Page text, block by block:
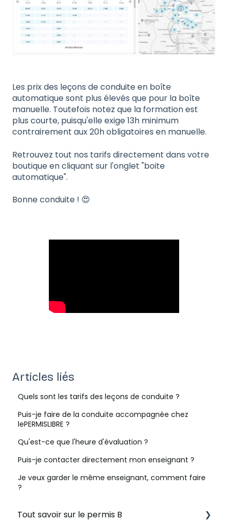
Les prix des leçons de conduite en boîte
automatique sont plus élevés que pour la boîte
manuelle. Toutefois notez que la formation est
plus courte, puisqu'elle exige 13h minimum
contrairement aux 20h obligatoires en manuelle.
Retrouvez tout nos tarifs directement dans votre
boutique en cliquant sur l'onglet "boite
automatique".
Bonne conduite ! 😍
Articles liés
Quels sont les tarifs des leçons de conduite ?
Puis-je faire de la conduite accompagnée chez
lePERMISLIBRE ?
Qu'est-ce que l'heure d'évaluation ?
Puis-je contacter directement mon enseignant ?
Je veux garder le même enseignant, comment faire
?
Tout savoir sur le permis B